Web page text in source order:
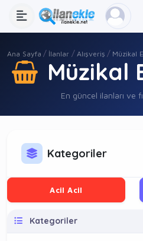
Ana Sayfa İlanlar Alışveriş Müzikal
Müzikal
En güncel ilanları ve
Kategoriler
Acil Acil
Kategoriler